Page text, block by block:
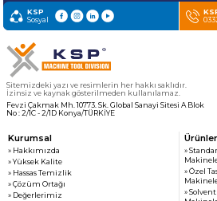
KSP
Sosyal
Sitemizdeki yazı ve resimlerin her hakkı saklıdır.
İzinsiz ve kaynak gösterilmeden kullanılamaz.
Fevzi Çakmak Mh. 10773. Sk. Global Sanayi Sitesi A Blok
No : 2/1C - 2/1D Konya/TÜRKİYE
Kurumsal
» Hakkımızda
» Yüksek Kalite
» Hassas Temizlik
» Çözüm Ortağı
» Değerlerimiz
Ürünler
»
» Özel
»